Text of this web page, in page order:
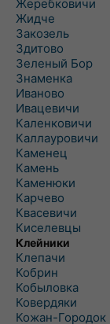
Жеребковичи
Жидче
Закозель
Здитово
Зеленый Бор
Знаменка
Иваново
Ивацевичи
Каленковичи
Каллауровичи
Каменец
Камень
Каменюки
Карчево
Квасевичи
Киселевцы
Клейники
Клепачи
Кобрин
Кобыловка
Ковердяки
Кожан-Городок